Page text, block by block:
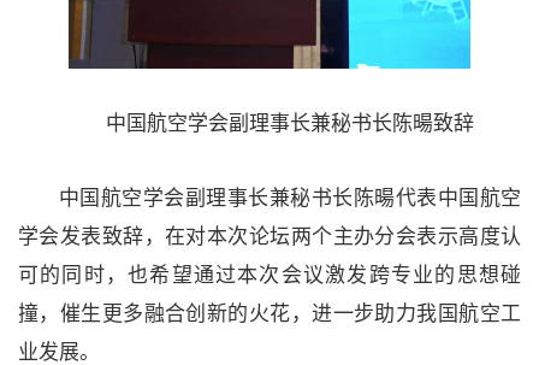
中国航空学会副理事长兼秘书长陈暘致辞
中国航空学会副理事长兼秘书长陈暘代表中国航空
学会发表致辞，在对本次论坛两个主办分会表示高度认
可的同时，也希望通过本次会议激发跨专业的思想碰
撞，催生更多融合创新的火花，进一步助力我国航空工
业发展。